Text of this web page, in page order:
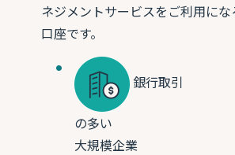
ネジメントサービスをご利用に
口座です。
銀行取引
の多い
大規模企業